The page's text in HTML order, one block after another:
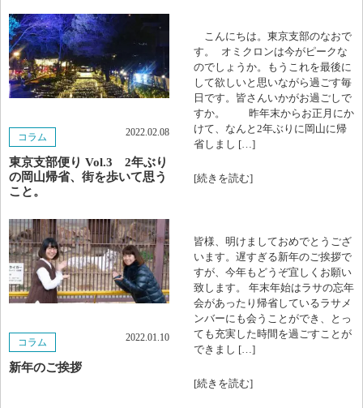
2023年9月
2023年8月
2023年7月
2023年6月
2023年3月
2022年11月
2022年10月
コラム 2022.02.08
東京支部便り Vol.3 2年ぶり
の岡山帰省、街を歩いて思う
こと。
こんにちは。東京支部のなおで
す。 オミクロンは今がピークな
のでしょうか。もうこれを最後に
して欲しいと思いながら過ごす毎
日です。皆さんいかがお過ごしで
すか。 昨年末からお正月にか
けて、なんと2年ぶりに岡山に帰
省しまし […]
[続きを読む]
コラム 2022.01.10
新年のご挨拶
皆様、明けましておめでとうござ
います。遅すぎる新年のご挨拶で
すが、今年もどうぞ宜しくお願い
致します。 年末年始はラサの忘年
会があったり帰省しているラサメ
ンバーにも会うことができ、とっ
ても充実した時間を過ごすことが
できまし […]
[続きを読む]